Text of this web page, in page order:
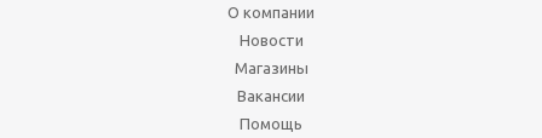
О компании
Новости
Магазины
Вакансии
Помощь